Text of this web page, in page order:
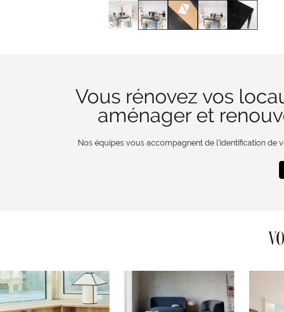
Vous rénovez vos
aménager et
Nos équipes vous accompagnent de l’identification